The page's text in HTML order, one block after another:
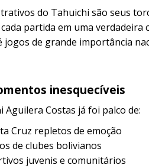
do Tahuichi são seus
partida em uma verdadeira
jogos de grande importância
inesquecíveis
Aguilera Costas já foi palco de:
Cruz repletos de emoção
de clubes bolivianos
juvenis e comunitários